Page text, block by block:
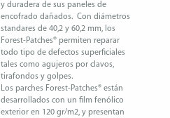
y duradera de sus paneles de
encofrado dañados. Con diámetros
standares de 40,2 y 60,2 mm, los
Forest-Patches® permiten reparar
todo tipo de defectos superficiales
tales como agujeros por clavos,
tirafondos y golpes.
Los parches Forest-Patches® están
desarrollados con un film fenólico
exterior en 120 gr/m2, y presentan